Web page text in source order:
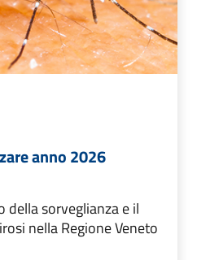
anno 2026
della sorveglianza e il
nella Regione Veneto